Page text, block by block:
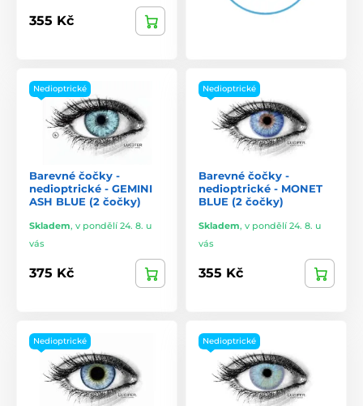
355 Kč
Nedioptrické
Barevné čočky -
nedioptrické - GEMINI
ASH BLUE (2 čočky)
Skladem, v pondělí 24. 8. u
vás
375 Kč
Nedioptrické
Barevné čočky -
nedioptrické - MONET
BLUE (2 čočky)
Skladem, v pondělí 24. 8. u
vás
355 Kč
Nedioptrické Nedioptrické